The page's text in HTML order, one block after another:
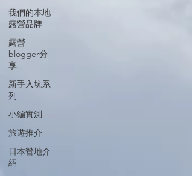
我們的本地
露營品牌
露營
blogger分
享
新手入坑系
列
小編實測
旅遊推介
日本營地介
紹